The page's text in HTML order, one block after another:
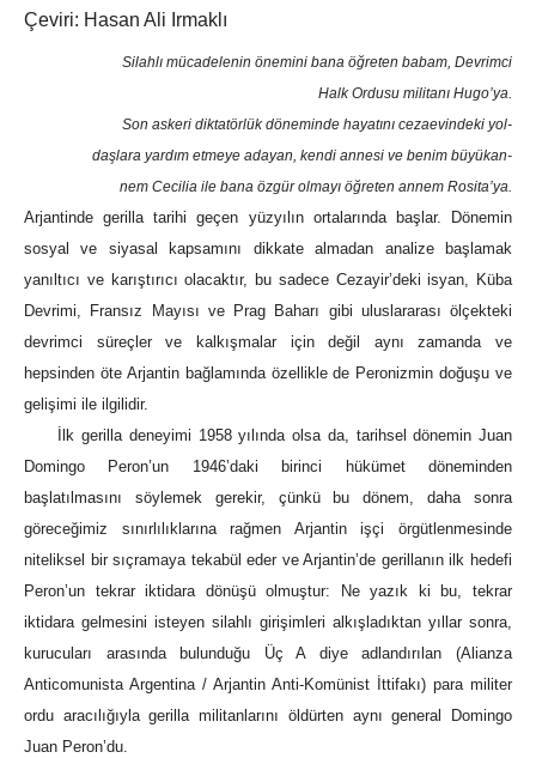
Çeviri: Hasan Ali Irmaklı
Silahlı mücadelenin önemini bana öğreten babam, Devrimci
Halk Ordusu militanı Hugo’ya.
Son askeri diktatörlük döneminde hayatını cezaevindeki yol-
daşlara yardım etmeye adayan, kendi annesi ve benim büyükan-
nem Cecilia ile bana özgür olmayı öğreten annem Rosita’ya.
Arjantinde gerilla tarihi geçen yüzyılın ortalarında başlar. Dönemin
sosyal ve siyasal kapsamını dikkate almadan analize başlamak
yanıltıcı ve karıştırıcı olacaktır, bu sadece Cezayir’deki isyan, Küba
Devrimi, Fransız Mayısı ve Prag Baharı gibi uluslararası ölçekteki
devrimci süreçler ve kalkışmalar için değil aynı zamanda ve
hepsinden öte Arjantin bağlamında özellikle de Peronizmin doğuşu ve
gelişimi ile ilgilidir.
İlk gerilla deneyimi 1958 yılında olsa da, tarihsel dönemin Juan
Domingo Peron’un 1946’daki birinci hükümet döneminden
başlatılmasını söylemek gerekir, çünkü bu dönem, daha sonra
göreceğimiz sınırlılıklarına rağmen Arjantin işçi örgütlenmesinde
niteliksel bir sıçramaya tekabül eder ve Arjantin’de gerillanın ilk hedefi
Peron’un tekrar iktidara dönüşü olmuştur: Ne yazık ki bu, tekrar
iktidara gelmesini isteyen silahlı girişimleri alkışladıktan yıllar sonra,
kurucuları arasında bulunduğu Üç A diye adlandırılan (Alianza
Anticomunista Argentina / Arjantin Anti-Komünist İttifakı) para militer
ordu aracılığıyla gerilla militanlarını öldürten aynı general Domingo
Juan Peron’du.